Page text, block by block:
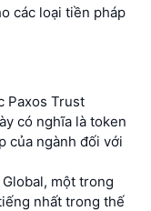
các loại tiền pháp
Paxos Trust
có nghĩa là token
của ngành đối với
một trong
nhất trong thế